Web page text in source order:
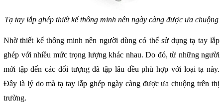
Tạ tay lắp ghép thiết kế thông minh nên ngày càng được ưa chuộng
Nhờ thiết kế thông minh nên người dùng có thể sử dụng tạ tay lắp
ghép với nhiều mức trọng lượng khác nhau. Do đó, từ những người
mới tập đến các đối tượng đã tập lâu đều phù hợp với loại tạ này.
Đây là lý do mà tạ tay lắp ghép ngày càng được ưa chuộng trên thị
trường.